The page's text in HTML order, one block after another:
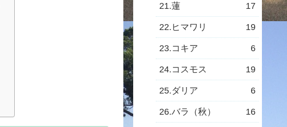
21.蓮 17
22.ヒマワリ 19
23.コキア 6
24.コスモス 19
25.ダリア 6
26.バラ（秋） 16